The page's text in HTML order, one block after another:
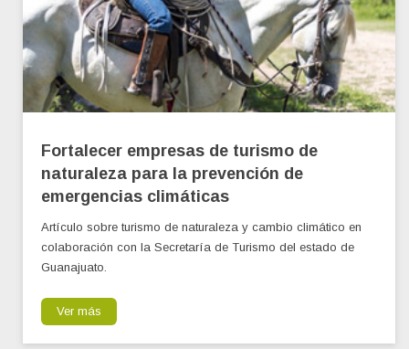
Fortalecer empresas de turismo de
naturaleza para la prevención de
emergencias climáticas
Artículo sobre turismo de naturaleza y cambio climático en
colaboración con la Secretaría de Turismo del estado de
Guanajuato.
Ver más